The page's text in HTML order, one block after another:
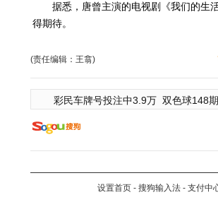
据悉，唐曾主演的电视剧《我们的生活
得期待。
(责任编辑：王翕)
彩民车牌号投注中3.9万 双色球148
设置首页 - 搜狗输入法 - 支付中